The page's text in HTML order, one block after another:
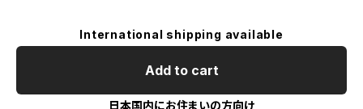
International shipping available
Add to cart
日本国内にお住まいの方向け